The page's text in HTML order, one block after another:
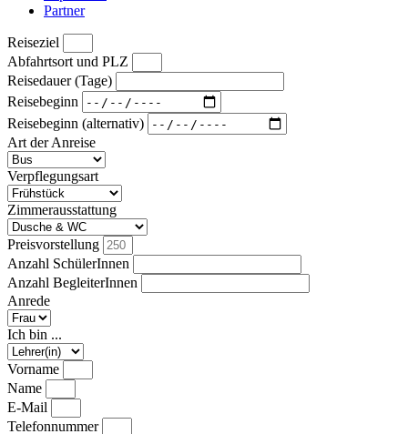
Partner
Reiseziel
Abfahrtsort und PLZ
Reisedauer (Tage)
Reisebeginn
Reisebeginn (alternativ)
Art der Anreise
Verpflegungsart
Zimmerausstattung
Preisvorstellung
Anzahl SchülerInnen
Anzahl BegleiterInnen
Anrede
Ich bin ...
Vorname
Name
E-Mail
Telefonnummer